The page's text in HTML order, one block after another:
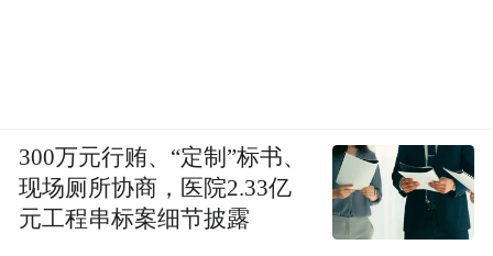
300万元行贿、“定制”标书、
现场厕所协商，医院2.33亿
元工程串标案细节披露